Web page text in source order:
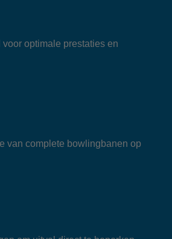
optimale prestaties en
van complete bowlingbanen op